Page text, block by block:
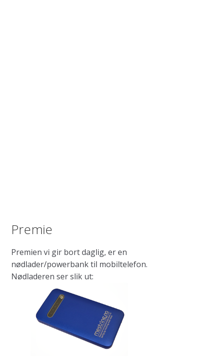
Premie
Premien vi gir bort daglig, er en
nødlader/powerbank til mobiltelefon.
Nødladeren ser slik ut: